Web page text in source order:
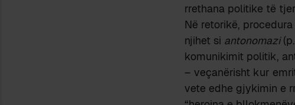
rrethana politike të
Në retorikë,
njihet si antonomazi
komunikimit politik,
– veçanërisht kur
vete edhe gjykimin e